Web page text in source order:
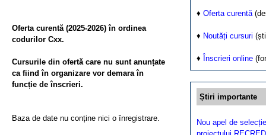
♦ Oferta curentă
♦ Noutăți cursuri
♦ Înscrieri online
Știri importante
Nou apel de
Oferta curentă (2025-2026) în ordinea
codurilor Cxx.
Cursurile din ofertă care nu sunt anunțate
ca fiind în organizare vor demara în
funcție de înscrieri.
Baza de date nu conține nici o înregistrare.